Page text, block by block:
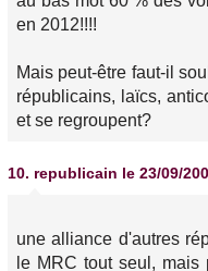
en 2012!!!!
Mais peut-être faut-il
républicains, laïcs,
et se regroupent?
10. republicain le 23/09/
une alliance d'autres
le MRC tout seul,